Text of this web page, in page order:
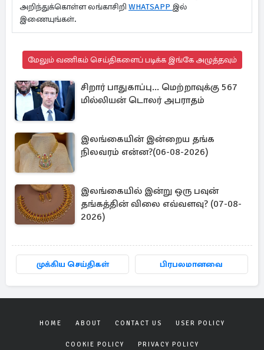
அறிந்துக்கொள்ள லங்காசிறி WHATSAPP இல்
இணையுங்கள்.
மேலும் வணிகம் செய்திகளைப் படிக்க இங்கே அழுத்தவும்
சிறார் பாதுகாப்பு... மெற்றாவுக்கு 567
மில்லியன் டொலர் அபராதம்
இலங்கையின் இன்றைய தங்க
நிலவரம் என்ன?(06-08-2026)
இலங்கையில் இன்று ஒரு பவுன்
தங்கத்தின் விலை எவ்வளவு? (07-08-
2026)
முக்கிய செய்திகள் பிரபலமானவை
HOME ABOUT CONTACT US USER POLICY
COOKIE POLICY PRIVACY POLICY